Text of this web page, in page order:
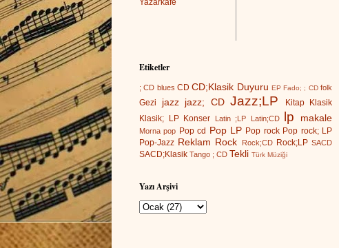
Etiketler
; CD blues CD CD;Klasik Duyuru EP Fado; ; CD folk
Gezi jazz jazz; CD Jazz;LP Kitap
Klasik
Klasik; LP
Konser Latin ;LP Latin;CD lp makale
Morna pop Pop cd Pop LP Pop rock Pop rock; LP
Pop-Jazz Reklam Rock Rock;CD Rock;LP SACD
SACD;Klasik Tango ; CD Tekli Türk Müziği
Yazı Arşivi